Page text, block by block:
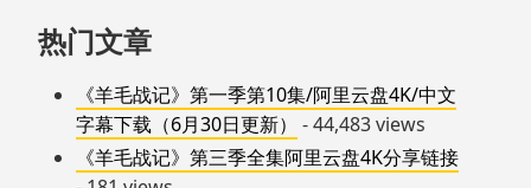
热门文章
《羊毛战记》第一季第10集/阿里云盘4K/中文
字幕下载（6月30日更新）
- 44,483 views
《羊毛战记》第三季全集阿里云盘4K分享链接